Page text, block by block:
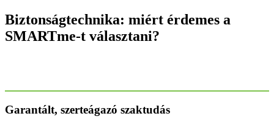
Biztonságtechnika: miért érdemes a
SMARTme-t választani?
Garantált, szerteágazó szaktudás